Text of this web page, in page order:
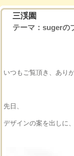
三渓園
テーマ： sugerの
いつもご覧頂き、あり
先日、
デザインの案を出しに